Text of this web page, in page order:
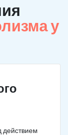
у
действием